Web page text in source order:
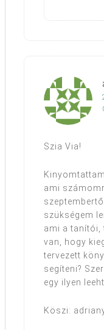
Szia Via!
ami
szükségem
ami a tanítói,
van, hogy
tervezett
segíteni?
egy ilyen
Köszi: